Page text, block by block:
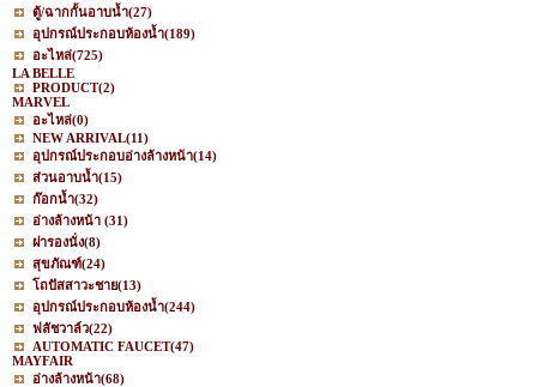
ตู้/ฉากกั้นอาบน้ำ(27)
อุปกรณ์ประกอบห้องน้ำ(189)
อะไหล่(725)
LA BELLE
PRODUCT(2)
MARVEL
อะไหล่(0)
NEW ARRIVAL(11)
อุปกรณ์ประกอบอ่างล้างหน้า(14)
ส่วนอาบน้ำ(15)
ก๊อกน้ำ(32)
อ่างล้างหน้า (31)
ฝารองนั่ง(8)
สุขภัณฑ์(24)
โถปัสสาวะชาย(13)
อุปกรณ์ประกอบห้องน้ำ(244)
ฟลัชวาล์ว(22)
AUTOMATIC FAUCET(47)
MAYFAIR
อ่างล้างหน้า(68)